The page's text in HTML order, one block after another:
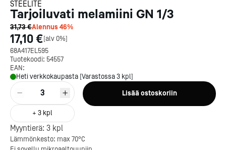
STEELITE
Tarjoiluvati melamiini GN 1/3
31,73 €Alennus46%
17,10 €[alv 0%]
68A417EL595
Tuotekoodi: 54557
EAN:
Heti verkkokaupasta [Varastossa 3 kpl]
3
+ 3 kpl
Lisää ostoskoriin
Myyntierä: 3 kpl
Lämmönkesto: max 70°C
Kotipizza on vuonna 1987
perustettu yritys, jolla on yli